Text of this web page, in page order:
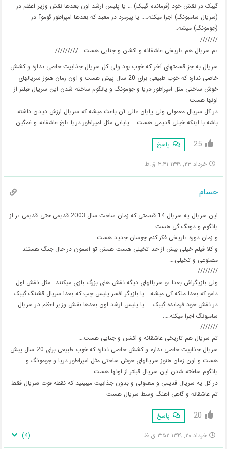
گیبک در نقش خود (فرمانده گیبک) … یا پلیس ارشد اون بعدها نقش وزیر اعظم در
(سریال سامبونگ) اجرا میکنه….. یا پیرمرد در معبد که بعدها امپراطور گوموآ در
(جومونگ) میشه..
///////
تم سریال هم تاریخی عاشقانه و اکشن و جنایی هست…./////////
سریال به جز قسمتهای آخر که خوب بود ولی کل سریال جذابیت خاصی نداره و کشش
خاصی نداره که خوب طبیعی برای 20 سال پیش هست و اون زمان هنوز سریالهای
خوش ساختی مثل امپراطور دریا و جومونگ و یانگوم ساخته شدن این سریال قبلتر از
اونها هست
در کل سریال معمولی ولی پایان عالی آن باعث میشه که سریال ارزش دیدن داشته
باشه با اینکه خیلی قدیمی هست…. پایانی مثل امپراطور دریا تلخ عاشقانه و غمگین
25 پاسخ
خرداد ۲۳, ۱۳۹۹ ۳:۴۱ ق.ظ
حسام
این سریال یه سریال 14 قسمتی که زمان ساخت سال 2003 قدیمی حتی قدیمی تر از
یانگوم و دونگ گی هست……
و زمان دوره تاریخی فکر کنم چوسان جدید هست…
و کلا فیلم خیلی بیش از حد تخیلی هست همش تو اسمون در حال جنگ هستند
مصنوعی و تخیلی….
////////
ولی بازیگراش بعدا تو سریالهای دیگه نقش های بزرگ بازی میکنند….مثل نقش اول
دامو که بعدا ملکه کی میشه… یا بازیگر افسر پلیس چپ که بعدا سریال قشنگ گیبک
در نقش خود فرمانده گیبک … یا پلیس ارشد اون بعدها نقش وزیر اعظم در سریال
سامبونگ اجرا میکنه…..
///////
تم سریال هم تاریخی عاشقانه و اکشن و جنایی هست….
سریال جذابیت خاصی نداره و کشش خاصی نداره که خوب طبیعی برای 20 سال پیش
هست و اون زمان هنوز سریالهای خوش ساختی مثل امپراطور دریا و جومونگ و
یانگوم ساخته شدن این سریال قبلتر از اونها هست
در کل یه سریال قدیمی و معمولی و بدون جذابیت میبینید که نقطه قوت سریال فقط
تم عاشقانه و گاهی اهنگ وسط سریال هست
20 پاسخ
خرداد ۲۰, ۱۳۹۹ ۳:۵۲ ق.ظ (
4
)